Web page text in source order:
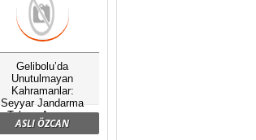
Gelibolu’da
Unutulmayan
Kahramanlar:
Seyyar Jandarma
Taburu Anması
ASLI ÖZCAN